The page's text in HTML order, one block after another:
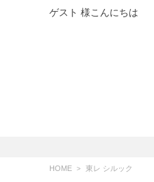
ゲスト 様こんにちは
HOME 東レ シルック